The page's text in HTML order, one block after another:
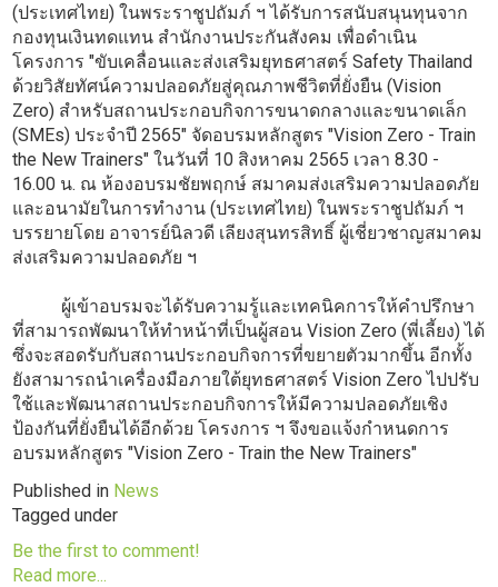
(ประเทศไทย) ในพระราชูปถัมภ์ ฯ ได้รับการสนับสนุนทุนจาก
กองทุนเงินทดแทน สำนักงานประกันสังคม เพื่อดำเนิน
โครงการ "ขับเคลื่อนและส่งเสริมยุทธศาสตร์ Safety Thailand
ด้วยวิสัยทัศน์ความปลอดภัยสู่คุณภาพชีวิตที่ยั่งยืน (Vision
Zero) สำหรับสถานประกอบกิจการขนาดกลางและขนาดเล็ก
(SMEs) ประจำปี 2565" จัดอบรมหลักสูตร "Vision Zero - Train
the New Trainers" ในวันที่ 10 สิงหาคม 2565 เวลา 8.30 -
16.00 น. ณ ห้องอบรมชัยพฤกษ์ สมาคมส่งเสริมความปลอดภัย
และอนามัยในการทำงาน (ประเทศไทย) ในพระราชูปถัมภ์ ฯ
บรรยายโดย อาจารย์นิลวดี เลียงสุนทรสิทธิ์ ผู้เชี่ยวชาญสมาคม
ส่งเสริมความปลอดภัย ฯ
ผู้เข้าอบรมจะได้รับความรู้และเทคนิคการให้คำปรึกษา
ที่สามารถพัฒนาให้ทำหน้าที่เป็นผู้สอน Vision Zero (พี่เลี้ยง) ได้
ซึ่งจะสอดรับกับสถานประกอบกิจการที่ขยายตัวมากขึ้น อีกทั้ง
ยังสามารถนำเครื่องมือภายใต้ยุทธศาสตร์ Vision Zero ไปปรับ
ใช้และพัฒนาสถานประกอบกิจการให้มีความปลอดภัยเชิง
ป้องกันที่ยั่งยืนได้อีกด้วย โครงการ ฯ จึงขอแจ้งกำหนดการ
อบรมหลักสูตร "Vision Zero - Train the New Trainers"
Published in News
Tagged under
Be the first to comment!
Read more...